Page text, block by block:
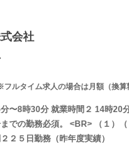
会社
ルタイム求人の場合は月額（換
〜8時30分 就業時間２ 14時20
での勤務必須。 <BR> （１）
２５日勤務（昨年度実績）